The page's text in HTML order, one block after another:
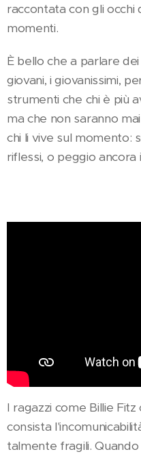
raccontata con gli occhi
momenti.
È bello che a parlare
giovani, i giovanissimi,
strumenti che chi è più
ma che non saranno
chi li vive sul momento:
riflessi, o peggio
I ragazzi come Billie
consista
talmente fragili.